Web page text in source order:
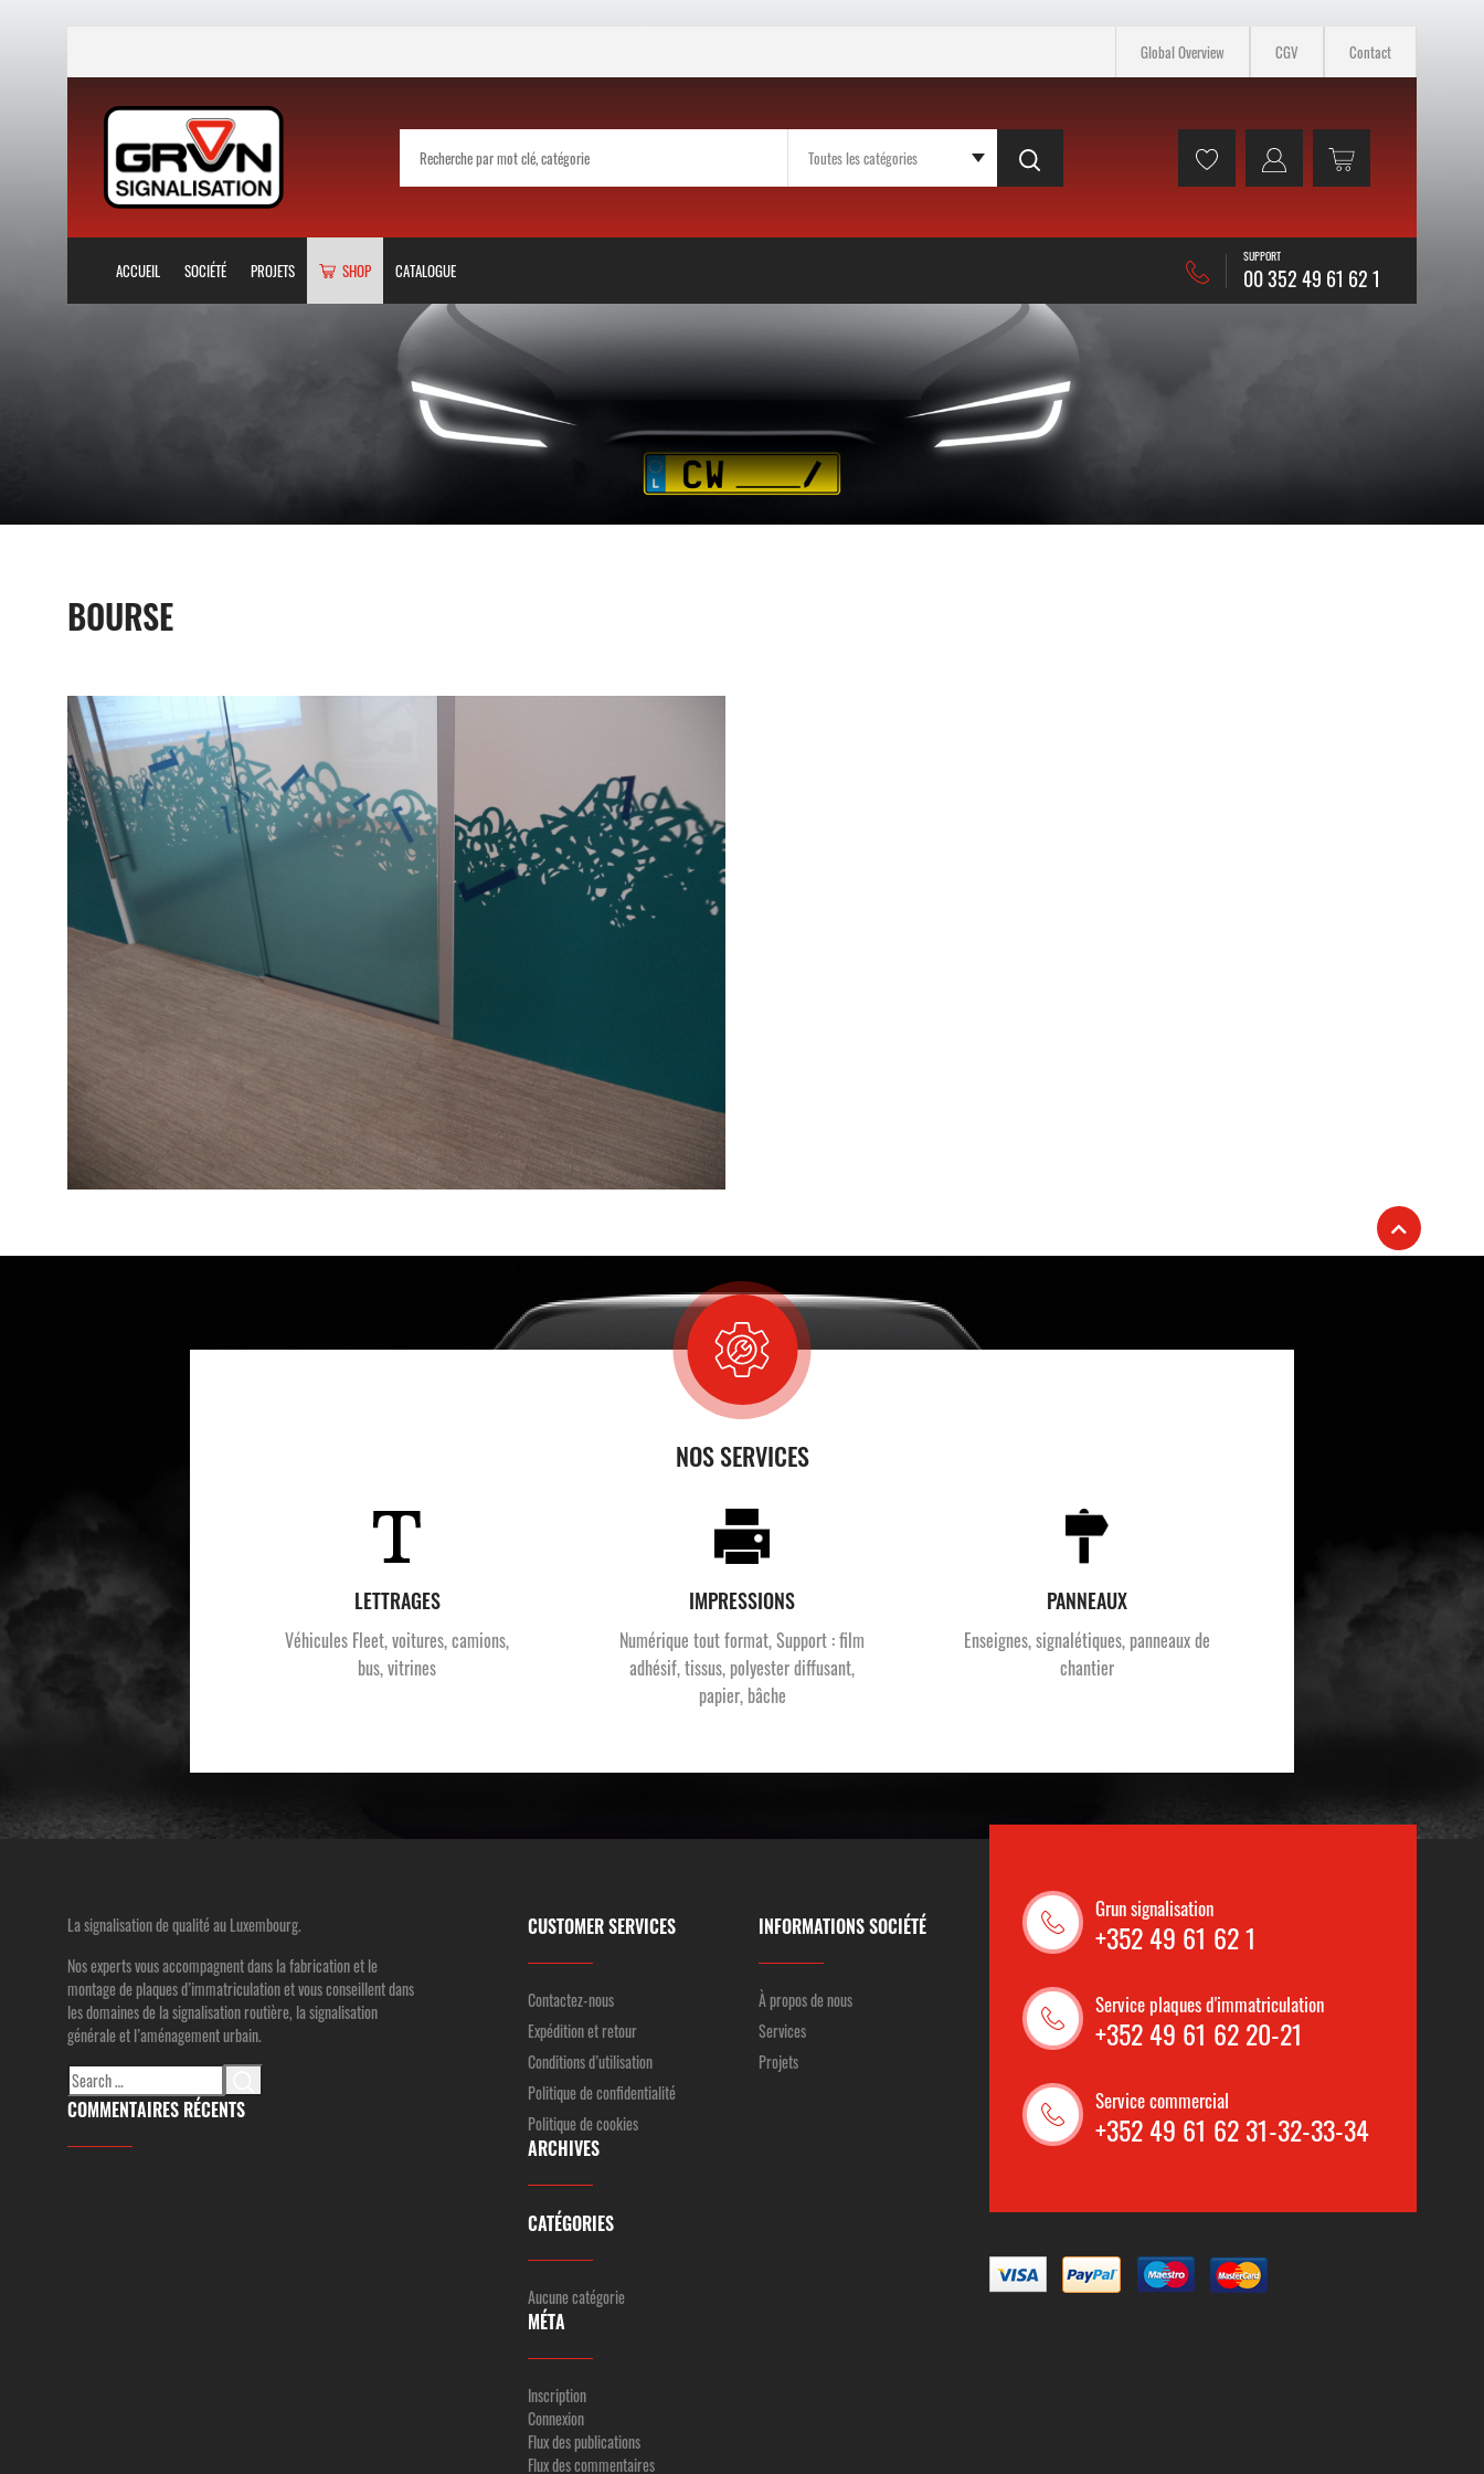
Global Overview CGV Contact
ACCUEIL SOCIÉTÉ PROJETS SHOP CATALOGUE
SUPPORT
00 352 49 61 62 1
BOURSE
NOS SERVICES
LETTRAGES
Véhicules Fleet, voitures, camions,
bus, vitrines
IMPRESSIONS
Numérique tout format, Support : film
adhésif, tissus, polyester diffusant,
papier, bâche
PANNEAUX
Enseignes, signalétiques, panneaux de
chantier
La signalisation de qualité au Luxembourg.
Nos experts vous accompagnent dans la fabrication et le
montage de plaques d’immatriculation et vous conseillent dans
les domaines de la signalisation routière, la signalisation
générale et l’aménagement urbain.
Search
for:
COMMENTAIRES RÉCENTS
CUSTOMER SERVICES
Contactez-nous
Expédition et retour
Conditions d’utilisation
Politique de confidentialité
Politique de cookies
ARCHIVES
CATÉGORIES
Aucune catégorie
MÉTA
Inscription
Connexion
Flux des publications
Flux des commentaires
INFORMATIONS SOCIÉTÉ
À propos de nous
Services
Projets
Grun signalisation
+352 49 61 62 1
Service plaques d'immatriculation
+352 49 61 62 20-21
Service commercial
+352 49 61 62 31-32-33-34